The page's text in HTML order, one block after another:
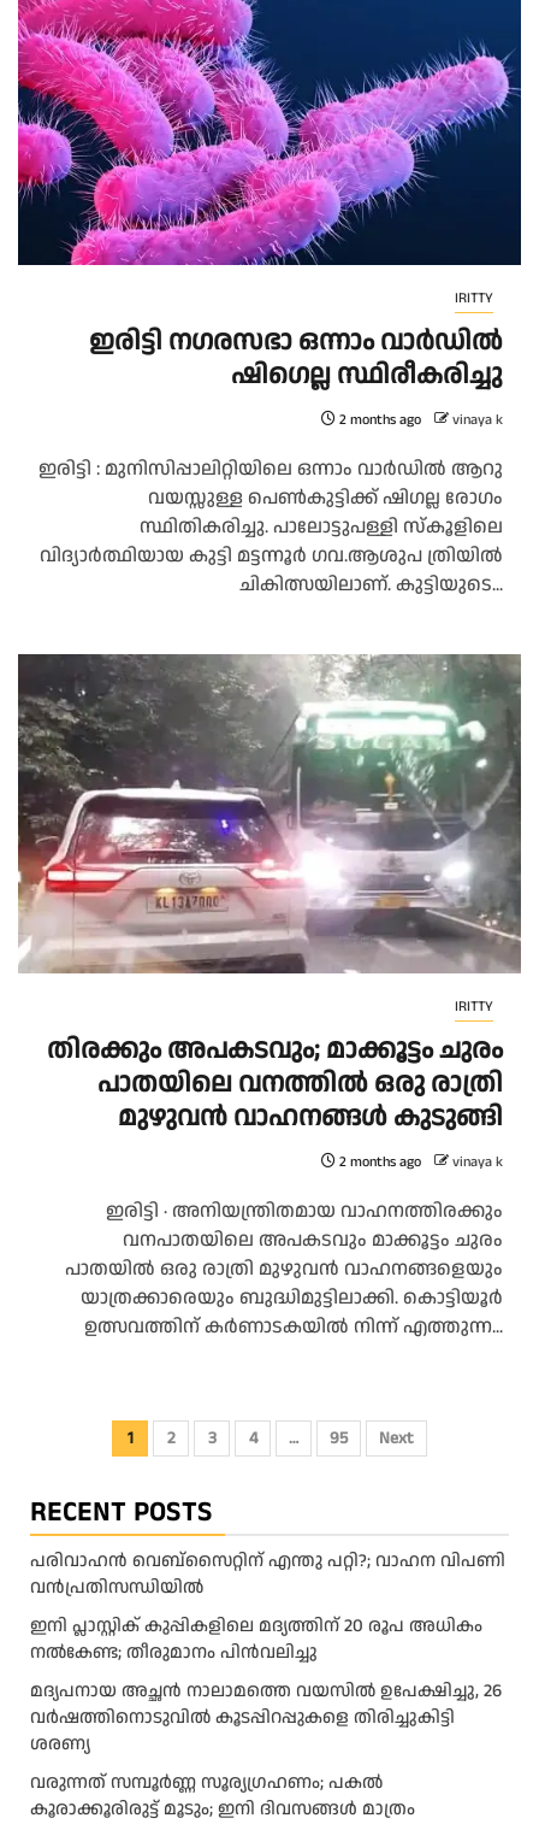
IRITTY
ഇരിട്ടി നഗരസഭാ ഒന്നാം വാർഡിൽ
ഷിഗെല്ല സ്ഥിരീകരിച്ചു
2 months ago vinaya k
ഇരിട്ടി : മുനിസിപ്പാലിറ്റിയിലെ ഒന്നാം വാർഡിൽ ആറു
വയസ്സുള്ള പെൺകുട്ടിക്ക് ഷിഗല്ല രോഗം
സ്ഥിതികരിച്ചു. പാലോട്ടുപള്ളി സ്‌കൂളിലെ
വിദ്യാർത്ഥിയായ കുട്ടി മട്ടന്നൂർ ഗവ.ആശുപ ത്രിയിൽ
ചികിത്സയിലാണ്. കുട്ടിയുടെ...
IRITTY
തിരക്കും അപകടവും; മാക്കൂട്ടം ചുരം
പാതയിലെ വനത്തിൽ ഒരു രാത്രി
മുഴുവൻ വാഹനങ്ങൾ കുടുങ്ങി
2 months ago vinaya k
ഇരിട്ടി ∙ അനിയന്ത്രിതമായ വാഹനത്തിരക്കും
വനപാതയിലെ അപകടവും മാക്കൂട്ടം ചുരം
പാതയിൽ ഒരു രാത്രി മുഴുവൻ വാഹനങ്ങളെയും
യാത്രക്കാരെയും ബുദ്ധിമുട്ടിലാക്കി. കൊട്ടിയൂർ
ഉത്സവത്തിന് കർണാടകയിൽ നിന്ന് എത്തുന്ന...
Posts
1 2 3 4 … 95 Next
RECENT POSTS
പരിവാഹൻ വെബ്സൈറ്റിന് എന്തു പറ്റി?; വാഹന വിപണി
വന്‍പ്രതിസന്ധിയിൽ
ഇനി പ്ലാസ്റ്റിക് കുപ്പികളിലെ മദ്യത്തിന് 20 രൂപ അധികം
നല്‍കേണ്ട; തീരുമാനം പിന്‍വലിച്ചു
മദ്യപനായ അച്ഛൻ നാലാമത്തെ വയസിൽ ഉപേക്ഷിച്ചു, 26
വർഷത്തിനൊടുവിൽ കൂടപ്പിറപ്പുകളെ തിരിച്ചുകിട്ടി
ശരണ്യ
വരുന്നത് സമ്പൂർണ്ണ സൂര്യഗ്രഹണം; പകല്‍
കൂരാക്കൂരിരുട്ട് മൂടും; ഇനി ദിവസങ്ങള്‍ മാത്രം